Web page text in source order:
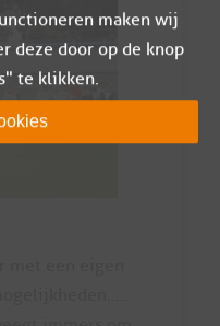
maken wij
deze door op de knop
te klikken.